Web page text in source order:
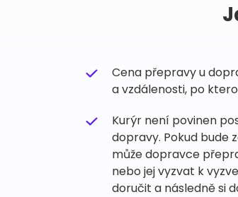
Cena přepravy u
a vzdálenosti, po
Kurýr není povinen
dopravy. Pokud bude
může dopravce
nebo jej vyzvat k
doručit a následně si